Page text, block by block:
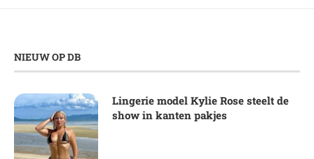
NIEUW OP DB
Lingerie model Kylie Rose steelt de
show in kanten pakjes